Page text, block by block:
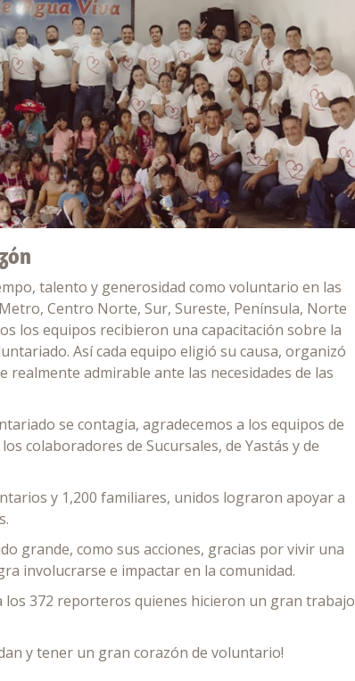
talento y generosidad como voluntario en las
Centro Norte, Sur, Sureste, Península, Norte
los equipos recibieron una capacitación sobre la
Así cada equipo eligió su causa, organizó
realmente admirable ante las necesidades de las
se contagia, agradecemos a los equipos de
colaboradores de Sucursales, de Yastás y de
y 1,200 familiares, unidos lograron apoyar a
grande, como sus acciones, gracias por vivir una
involucrarse e impactar en la comunidad.
los 372 reporteros quienes hicieron un gran trabajo
y tener un gran corazón de voluntario!